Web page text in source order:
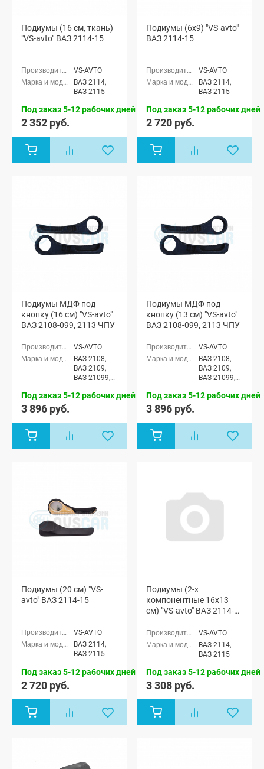
Подиумы (16 см, ткань)
"VS-avto" ВАЗ 2114-15
VS-AVTO
ВАЗ 2114,
ВАЗ 2115
Под заказ 5-12 рабочих дней
2 352 руб.
Подиумы (6x9) "VS-avto"
ВАЗ 2114-15
VS-AVTO
ВАЗ 2114,
ВАЗ 2115
Под заказ 5-12 рабочих дней
2 720 руб.
Подиумы МДФ под
кнопку (16 см) "VS-avto"
ВАЗ 2108-099, 2113 ЧПУ
VS-AVTO
ВАЗ 2108,
ВАЗ 2109,
ВАЗ 21099,
Под заказ 5-12 рабочих дней
3 896 руб.
Подиумы МДФ под
кнопку (13 см) "VS-avto"
ВАЗ 2108-099, 2113 ЧПУ
VS-AVTO
ВАЗ 2108,
ВАЗ 2109,
ВАЗ 21099,
Под заказ 5-12 рабочих дней
3 896 руб.
Подиумы (20 см) "VS-
avto" ВАЗ 2114-15
VS-AVTO
ВАЗ 2114,
ВАЗ 2115
Под заказ 5-12 рабочих дней
2 720 руб.
Подиумы (2-х
компонентные 16x13
см) "VS-avto" ВАЗ 2114-
VS-AVTO
ВАЗ 2114,
ВАЗ 2115
Под заказ 5-12 рабочих дней
3 308 руб.